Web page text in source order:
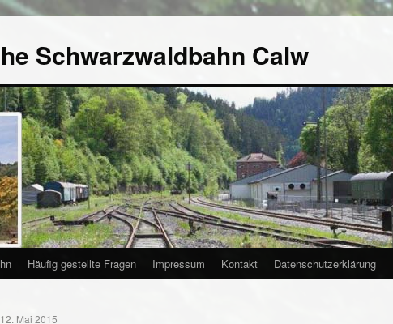
Schwarzwaldbahn Calw
Häufig gestellte Fragen Impressum Kontakt Datenschutzerklärung
Mai 2015